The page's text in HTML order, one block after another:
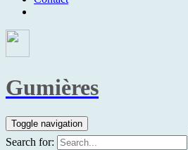
Gumières
Toggle navigation
Search for: